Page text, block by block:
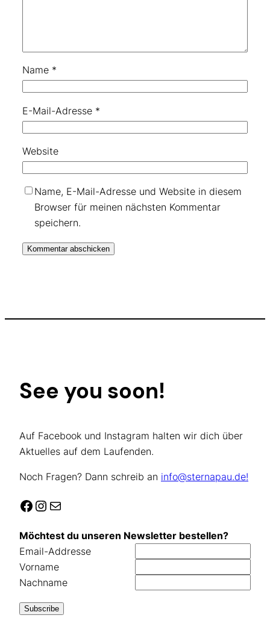
Name *
E-Mail-Adresse *
Website
Name, E-Mail-Adresse und Website in diesem
Browser für meinen nächsten Kommentar
speichern.
See you soon!
Auf Facebook und Instagram halten wir dich über
Aktuelles auf dem Laufenden.
Noch Fragen? Dann schreib an info@sternapau.de!
Facebook
Instagram
E-Mail
Möchtest du unseren Newsletter bestellen?
Email-Addresse
Vorname
Nachname